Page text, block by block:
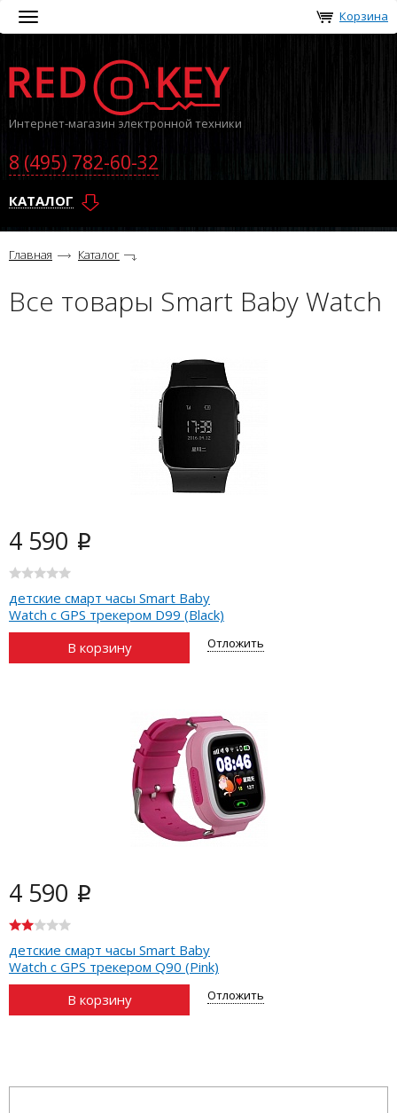
Toggle
navigation
Корзина
Интернет-магазин электронной техники
8 (495) 782-60-32
КАТАЛОГ
Главная Каталог
Все товары Smart Baby Watch
4 590 i
детские смарт часы Smart Baby
Watch с GPS трекером D99 (Black)
В корзину
Отложить
4 590 i
детские смарт часы Smart Baby
Watch с GPS трекером Q90 (Pink)
В корзину
Отложить